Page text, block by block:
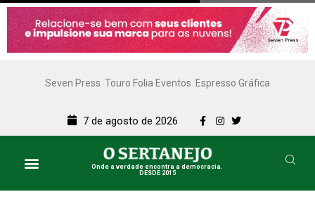
Seven Press Touro Folia Eventos Espresso Gráfica
7 de agosto de 2026
Onde a verdade encontra a democracia.
DESDE 2015